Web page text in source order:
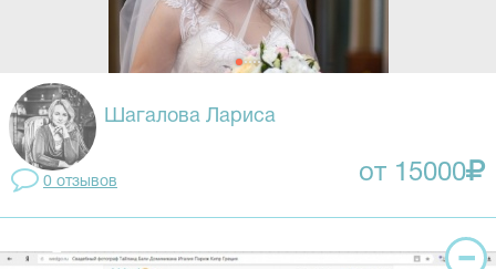
Шагалова Лариса
0 отзывов от 15000